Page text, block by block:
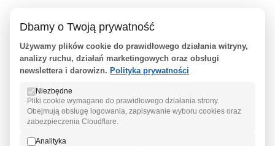
Szkolenia dla pracodawców i
pracowników:
Pomagamy zrozumieć, czym jest
niepłodność i jak wpływa na życie
zawodowe.
Pokazujemy, jak tworzyć miejsca pracy
Dbamy o Twoją prywatność
Używamy plików cookie do prawidłowego działania witryny,
analizy ruchu, działań marketingowych oraz obsługi
newslettera i darowizn. Polityka prywatności
Niezbędne
Pliki cookie wymagane do prawidłowego działania strony.
Obejmują obsługę logowania, zapisywanie wyboru cookies oraz
zabezpieczenia Cloudflare.
Analityka